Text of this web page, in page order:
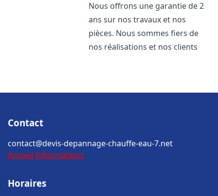
Nous offrons une garantie de 2
ans sur nos travaux et nos
pièces. Nous sommes fiers de
nos réalisations et nos clients
Contact
contact@devis-depannage-chauffe-eau-7.net
Accueil Informations
Horaires